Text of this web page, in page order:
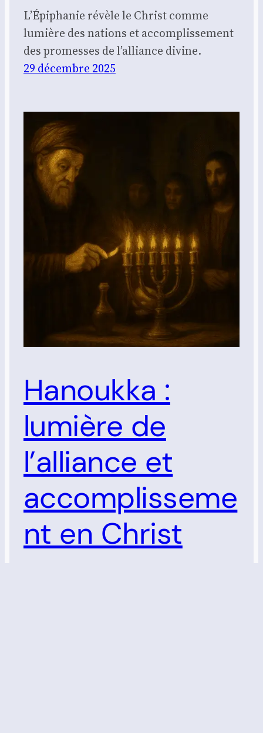
L’Épiphanie révèle le Christ comme
lumière des nations et accomplissement
des promesses de l’alliance divine.
29 décembre 2025
Hanoukka :
lumière de
l’alliance et
accomplisseme
nt en Christ